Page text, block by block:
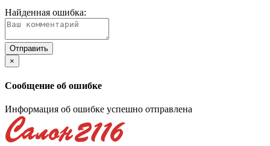
Найденная ошибка:
×
Сообщение об ошибке
Информация об ошибке успешно отправлена